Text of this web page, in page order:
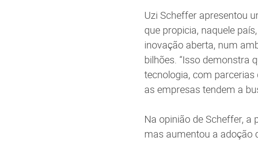
Uzi Scheffer apresentou
que propicia, naquele
inovação aberta, num
bilhões. “Isso demonstra
tecnologia, com
as empresas tendem a
Na opinião de Scheffer,
mas aumentou a adoção